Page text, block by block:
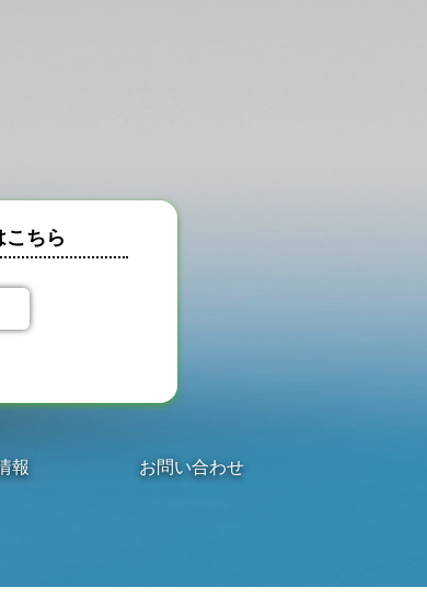
こちら
報 お問い合わせ